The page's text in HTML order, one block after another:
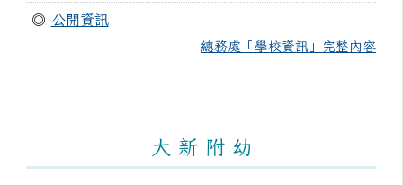
◎ 公開資訊
總務處「學校資訊」完整內容
大 新 附 幼